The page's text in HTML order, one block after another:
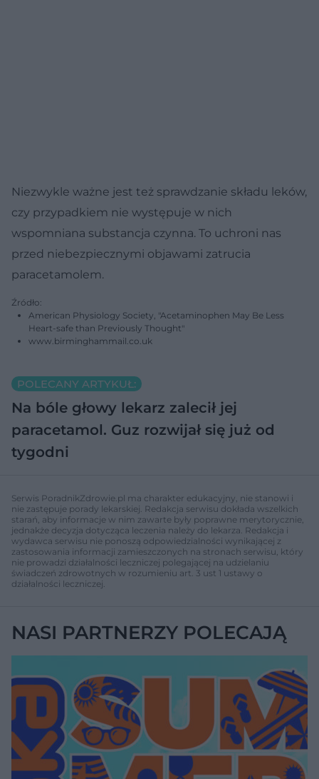
Niezwykle ważne jest też sprawdzanie składu leków,
czy przypadkiem nie występuje w nich
wspomniana substancja czynna. To uchroni nas
przed niebezpiecznymi objawami zatrucia
paracetamolem.
Źródło:
American Physiology Society, "Acetaminophen May Be Less
Heart-safe than Previously Thought"
www.birminghammail.co.uk
POLECANY ARTYKUŁ:
Na bóle głowy lekarz zalecił jej
paracetamol. Guz rozwijał się już od
tygodni
Serwis PoradnikZdrowie.pl ma charakter edukacyjny, nie stanowi i
nie zastępuje porady lekarskiej. Redakcja serwisu dokłada wszelkich
starań, aby informacje w nim zawarte były poprawne merytorycznie,
jednakże decyzja dotycząca leczenia należy do lekarza. Redakcja i
wydawca serwisu nie ponoszą odpowiedzialności wynikającej z
zastosowania informacji zamieszczonych na stronach serwisu, który
nie prowadzi działalności leczniczej polegającej na udzielaniu
świadczeń zdrowotnych w rozumieniu art. 3 ust 1 ustawy o
działalności leczniczej.
NASI PARTNERZY POLECAJĄ